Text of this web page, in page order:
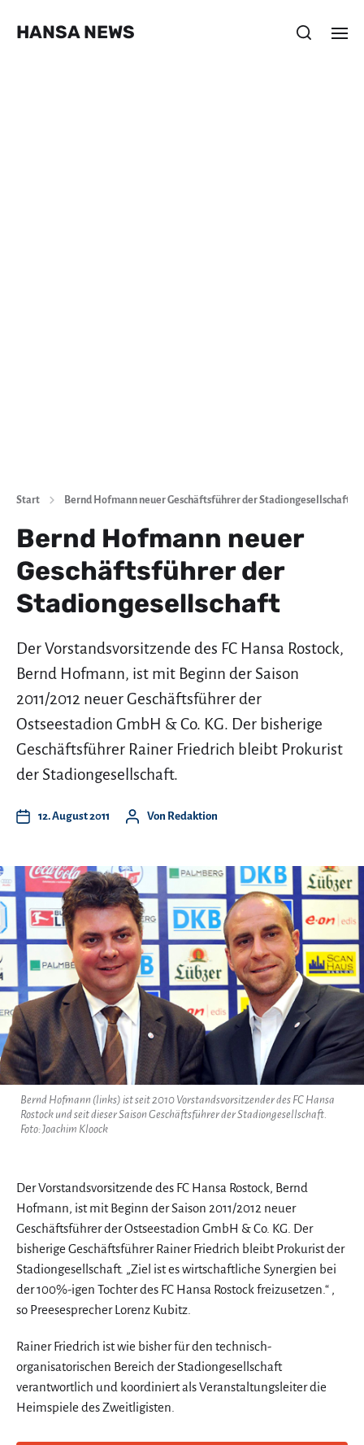
HANSA NEWS
Start Bernd Hofmann neuer Geschäftsführer der Stadiongesellschaft
Bernd Hofmann neuer
Geschäftsführer der
Stadiongesellschaft
Der Vorstandsvorsitzende des FC Hansa Rostock,
Bernd Hofmann, ist mit Beginn der Saison
2011/2012 neuer Geschäftsführer der
Ostseestadion GmbH & Co. KG. Der bisherige
Geschäftsführer Rainer Friedrich bleibt Prokurist
der Stadiongesellschaft.
12. August 2011 Von Redaktion
Bernd Hofmann (links) ist seit 2010 Vorstandsvorsitzender des FC Hansa
Rostock und seit dieser Saison Geschäftsführer der Stadiongesellschaft.
Foto: Joachim Kloock
Der Vorstandsvorsitzende des FC Hansa Rostock, Bernd
Hofmann, ist mit Beginn der Saison 2011/2012 neuer
Geschäftsführer der Ostseestadion GmbH & Co. KG. Der
bisherige Geschäftsführer Rainer Friedrich bleibt Prokurist der
Stadiongesellschaft. „Ziel ist es wirtschaftliche Synergien bei
der 100%-igen Tochter des FC Hansa Rostock freizusetzen.“ ,
so Preesesprecher Lorenz Kubitz.
Rainer Friedrich ist wie bisher für den technisch-
organisatorischen Bereich der Stadiongesellschaft
verantwortlich und koordiniert als Veranstaltungsleiter die
Heimspiele des Zweitligisten.